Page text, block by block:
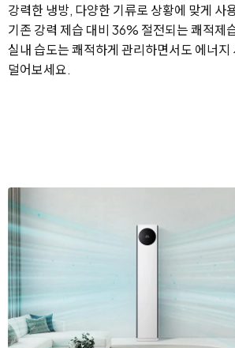
강력한 냉방, 다양한 기류로 상황에 맞게 사
기존 강력 제습 대비 36% 절전되는 쾌적제
실내 습도는 쾌적하게 관리하면서도 에너지
덜어보세요.